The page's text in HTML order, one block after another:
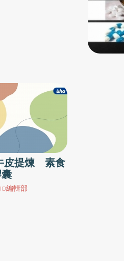
皮提煉 素食
編輯部